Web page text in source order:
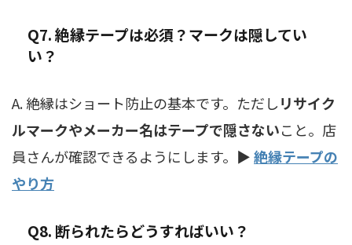
Q7. 絶縁テープは必須？マークは隠してい
い？
A. 絶縁はショート防止の基本です。ただしリサイク
ルマークやメーカー名はテープで隠さないこと。店
員さんが確認できるようにします。▶絶縁テープの
やり方
Q8. 断られたらどうすればいい？